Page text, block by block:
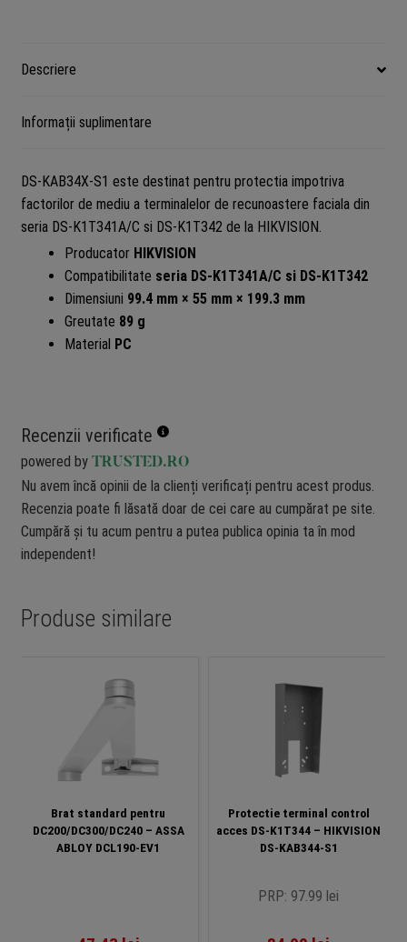
Descriere
Informații suplimentare
DS-KAB34X-S1 este destinat pentru protectia impotriva
factorilor de mediu a terminalelor de recunoastere faciala din
seria DS-K1T341A/C si DS-K1T342 de la HIKVISION.
Producator HIKVISION
Compatibilitate seria DS-K1T341A/C si DS-K1T342
Dimensiuni 99.4 mm × 55 mm × 199.3 mm
Greutate 89 g
Material PC
Recenzii verificate
powered by TRUSTED.RO
Nu avem încă opinii de la clienți verificați pentru acest produs.
Recenzia poate fi lăsată doar de cei care au cumpărat pe site.
Cumpără și tu acum pentru a putea publica opinia ta în mod
independent!
Produse similare
Brat standard pentru
DC200/DC300/DC240 – ASSA
ABLOY DCL190-EV1
Protectie terminal control
acces DS-K1T344 – HIKVISION
DS-KAB344-S1
PRP: 97.99 lei